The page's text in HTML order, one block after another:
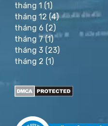
tháng 1 (1)
tháng 12 (4)
tháng 6 (2)
tháng 7(1)
tháng 3 (23)
tháng 2 (1)